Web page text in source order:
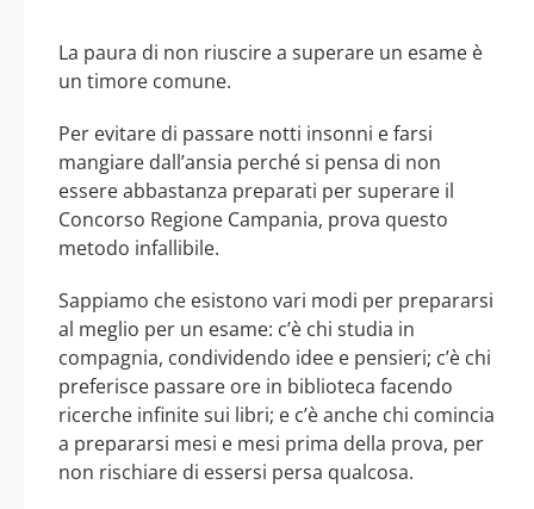
La paura di non riuscire a superare un esame è
un timore comune.
Per evitare di passare notti insonni e farsi
mangiare dall’ansia perché si pensa di non
essere abbastanza preparati per superare il
Concorso Regione Campania, prova questo
metodo infallibile.
Sappiamo che esistono vari modi per prepararsi
al meglio per un esame: c’è chi studia in
compagnia, condividendo idee e pensieri; c’è chi
preferisce passare ore in biblioteca facendo
ricerche infinite sui libri; e c’è anche chi comincia
a prepararsi mesi e mesi prima della prova, per
non rischiare di essersi persa qualcosa.